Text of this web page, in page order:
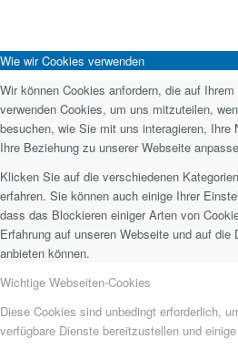
Wie wir Cookies verwenden
Wir können Cookies anfordern, die auf
verwenden Cookies, um uns mitzuteilen,
besuchen, wie Sie mit uns interagieren, Ihre
Ihre Beziehung zu unserer Webseite
Klicken Sie auf die verschiedenen
erfahren. Sie können auch einige Ihrer
dass das Blockieren einiger Arten von
Erfahrung auf unseren Webseite und auf die
anbieten können.
Wichtige Webseiten-Cookies
Diese Cookies sind unbedingt erforderlich,
verfügbare Dienste bereitzustellen und